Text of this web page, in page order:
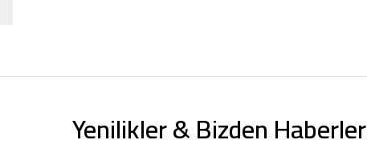
Yenilikler & Bizden Haberler